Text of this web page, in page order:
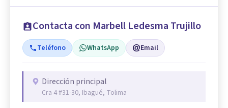
Contacta con Marbell Ledesma Trujillo
Teléfono WhatsApp Email
Dirección principal
Cra 4 #31-30, Ibagué, Tolima